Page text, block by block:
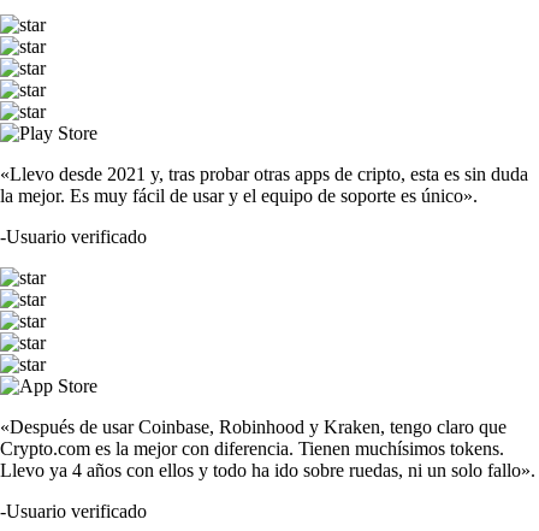
«Llevo desde 2021 y, tras probar otras apps de cripto, esta es sin duda
la mejor. Es muy fácil de usar y el equipo de soporte es único».
-Usuario verificado
«Después de usar Coinbase, Robinhood y Kraken, tengo claro que
Crypto.com es la mejor con diferencia. Tienen muchísimos tokens.
Llevo ya 4 años con ellos y todo ha ido sobre ruedas, ni un solo fallo».
-Usuario verificado